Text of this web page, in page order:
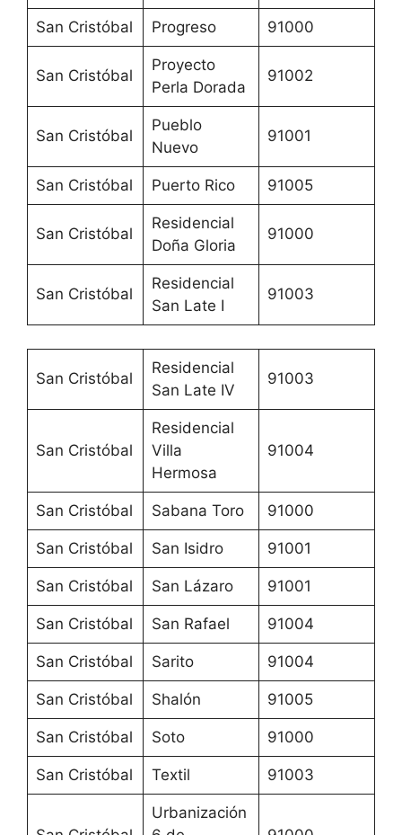
San Cristóbal Progreso 91000
San Cristóbal
Proyecto
Perla Dorada
91002
San Cristóbal
Pueblo
Nuevo
91001
San Cristóbal Puerto Rico 91005
San Cristóbal
Residencial
Doña Gloria
91000
San Cristóbal
Residencial
San Late I
91003
San Cristóbal
Residencial
San Late IV
91003
San Cristóbal
Residencial
Villa
Hermosa
91004
San Cristóbal Sabana Toro 91000
San Cristóbal San Isidro 91001
San Cristóbal San Lázaro 91001
San Cristóbal San Rafael 91004
San Cristóbal Sarito 91004
San Cristóbal Shalón 91005
San Cristóbal Soto 91000
San Cristóbal Textil 91003
Urbanización